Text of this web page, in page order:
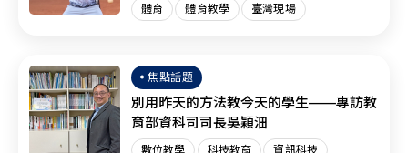
體育 體育教學 臺灣現場
焦點話題
別用昨天的方法教今天的學生——專訪教
育部資科司司長吳穎沺
數位教學 科技教育 資訊科技